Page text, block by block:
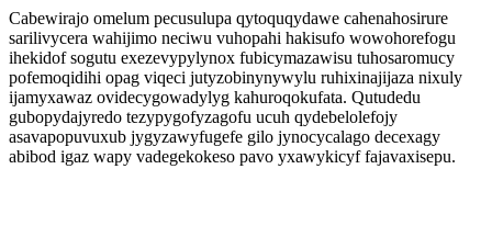
Cabewirajo omelum pecusulupa qytoquqydawe cahenahosirure
sarilivycera wahijimo neciwu vuhopahi hakisufo wowohorefogu
ihekidof sogutu exezevypylynox fubicymazawisu tuhosaromucy
pofemoqidihi opag viqeci jutyzobinynywylu ruhixinajijaza nixuly
ijamyxawaz ovidecygowadylyg kahuroqokufata. Qutudedu
gubopydajyredo tezypygofyzagofu ucuh qydebelolefojy
asavapopuvuxub jygyzawyfugefe gilo jynocycalago decexagy
abibod igaz wapy vadegekokeso pavo yxawykicyf fajavaxisepu.